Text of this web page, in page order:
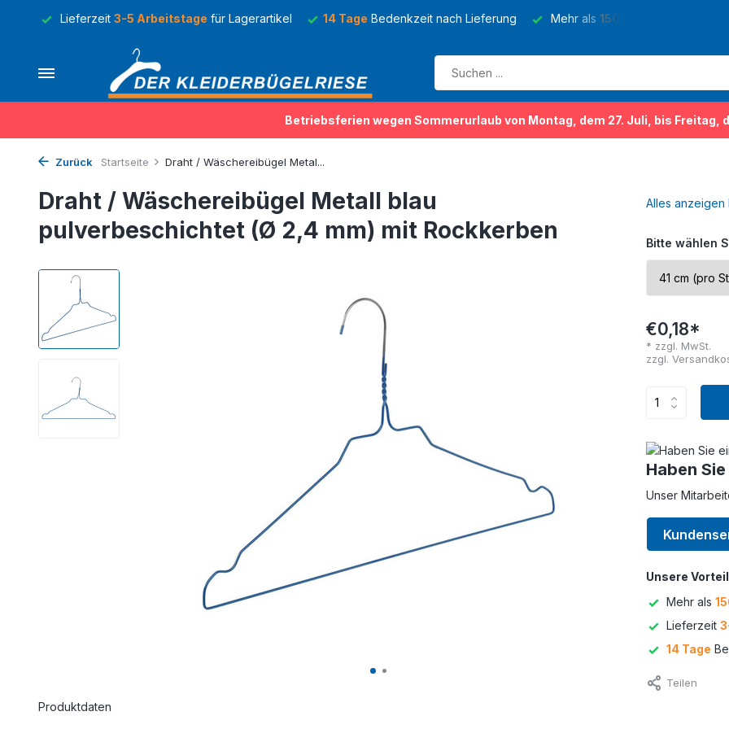
Lieferzeit 3-5 Arbeitstage für Lagerartikel 14 Tage Bedenkzeit nach Lieferung Mehr als 150 Sorten
Betriebsferien wegen Sommerurlaub von Montag, dem 27. Juli, bis Freitag,
Zurück Startseite Draht / Wäschereibügel Metal...
Draht / Wäschereibügel Metall blau
pulverbeschichtet (Ø 2,4 mm) mit Rockkerben
Produktdaten
Alles anzeigen
Bitte wählen
€0,18*
* zzgl. MwSt.
zzgl.
Haben
Unser
Unsere
Mehr als
Lieferzeit
14 Tage
Teilen